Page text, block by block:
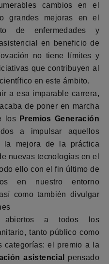
cambios en el
grandes mejoras en el
de enfermedades y
en beneficio de
no tiene límites y
que contribuyen al
en este ámbito.
a esa imparable carrera,
acaba de poner en marcha
los Premios Generación
a impulsar aquellos
la mejora de la práctica
nuevas tecnologías en el
ello con el fin último de
en nuestro entorno
como también divulgar
abiertos a todos los
tanto público como
categorías: el premio a la
asistencial
pensado